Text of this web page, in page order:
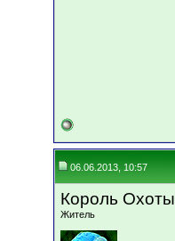
06.06.2013, 10:57
Король Охоты
Житель